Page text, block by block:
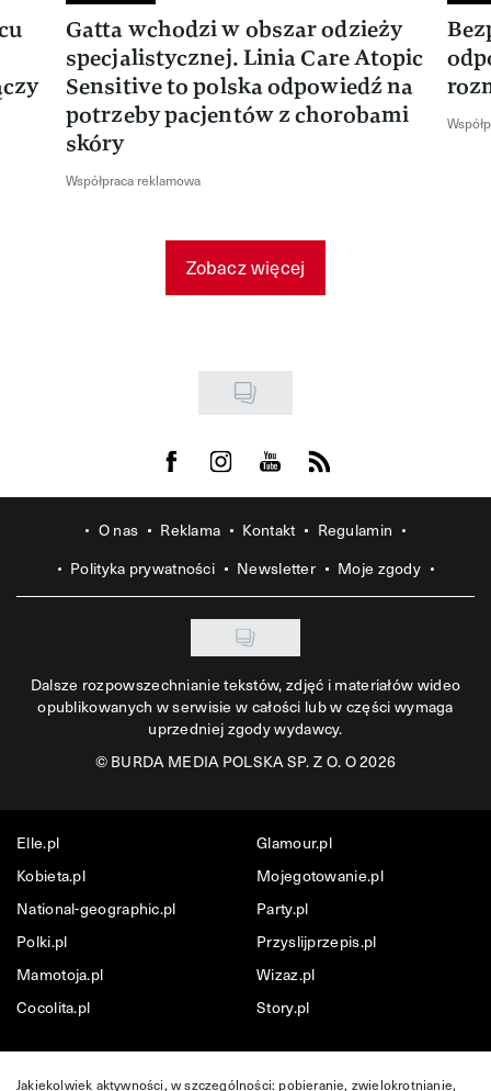
Gatta wchodzi w obszar odzieży
specjalistycznej. Linia Care Atopic
Sensitive to polska odpowiedź na
potrzeby pacjentów z chorobami
skóry
Współpraca reklamowa
Zobacz więcej
Visit us on Facebook
Visit us on Instagram
Visit us on Youtube
Visit us on Rss
O nas Reklama Kontakt
Regulamin
Polityka prywatności
Newsletter Moje zgody
Dalsze rozpowszechnianie tekstów, zdjęć i materiałów wideo
opublikowanych w serwisie w całości lub w części wymaga
uprzedniej zgody wydawcy.
©BURDA MEDIA POLSKA SP. Z O. O 2026
Elle.pl
Glamour.pl
Kobieta.pl
Mojegotowanie.pl
National-geographic.pl
Party.pl
Polki.pl
Przyslijprzepis.pl
Mamotoja.pl
Wizaz.pl
Cocolita.pl
Story.pl
Jakiekolwiek aktywności, w szczególności: pobieranie, zwielokrotnianie,